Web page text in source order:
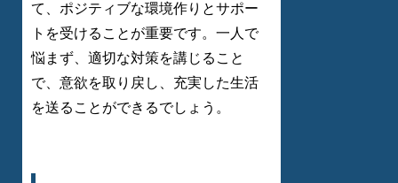
て、ポジティブな環境作りとサポー
トを受けることが重要です。一人で
悩まず、適切な対策を講じること
で、意欲を取り戻し、充実した生活
を送ることができるでしょう。